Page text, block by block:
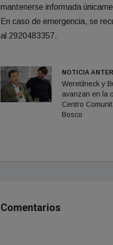
mantenerse informada
En caso de emergencia, se
al 2920483357.
NOTICIA
Weretilneck y
avanzan en la
Centro
Bosco
Comentarios